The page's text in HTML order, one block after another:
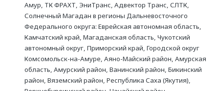
Амур, ТК ФРАХТ, ЭниТранс, Адвектор Транс, СЛТК,
Солнечный Магадан в регионы Дальневосточного
Федерального округа: Еврейская автономная область,
Камчатский край, Магаданская область, Чукотский
автономный округ, Приморский край, Городской округ
Комсомольск-на-Амуре, Аяно-Майский район, Амурская
область, Амурский район, Ванинский район, Бикинский
район, Вяземский район, Республика Саха (Якутия),